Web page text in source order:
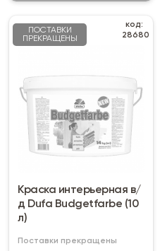
ПОСТАВКИ
ПРЕКРАЩЕНЫ
код:
28680
Краска интерьерная в/
д Dufa Budgetfarbe (10
л)
Поставки прекращены